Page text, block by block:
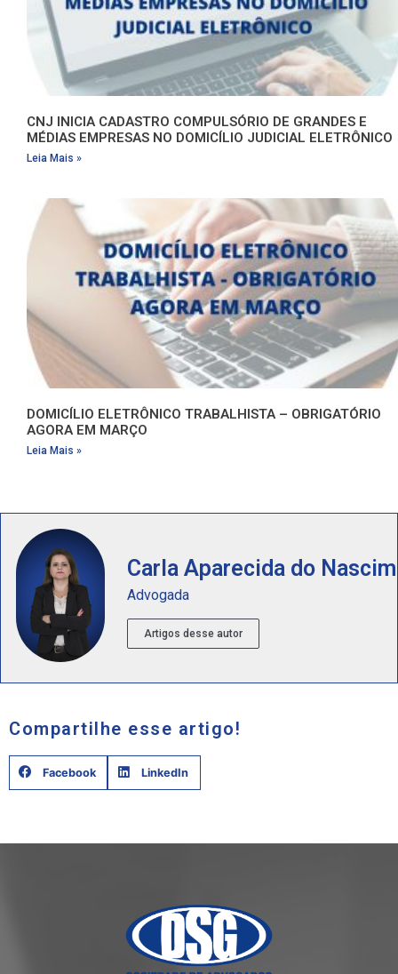
CNJ INICIA CADASTRO COMPULSÓRIO DE GRANDES E
MÉDIAS EMPRESAS NO DOMICÍLIO JUDICIAL ELETRÔNICO
Leia Mais »
DOMICÍLIO ELETRÔNICO TRABALHISTA – OBRIGATÓRIO
AGORA EM MARÇO
Leia Mais »
Carla Aparecida do
Advogada
Artigos desse autor
Compartilhe esse artigo!
Facebook LinkedIn